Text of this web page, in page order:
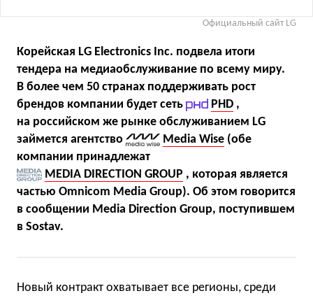
Официальный сайт LG
Корейская LG Electronics Inc. подвела итоги
тендера на медиаобслуживание по всему миру.
В более чем 50 странах поддерживать рост
брендов компании будет сеть
PHD ,
на российском же рынке обслуживанием LG
займется агентство
Media Wise (обе
компании принадлежат
MEDIA DIRECTION GROUP , которая является
частью Omnicom Media Group). Об этом говорится
в сообщении Media Direction Group, поступившем
в Sostav.
Новый контракт охватывает все регионы, среди